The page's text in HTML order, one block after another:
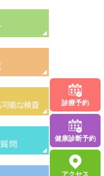
診療予約
健康診断予約
アクセス